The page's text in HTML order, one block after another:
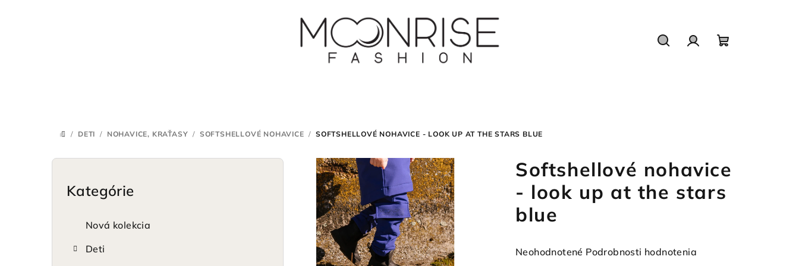
DOMOV
/ DETI / NOHAVICE, KRAŤASY / SOFTSHELLOVÉ NOHAVICE / SOFTSHELLOVÉ NOHAVICE - LOOK UP AT THE STARS BLUE
B
Preskočiť
kategórie
Kategórie
Nová kolekcia
Deti
Softshellové nohavice
- look up at the stars
blue
Priemerné
Neohodnotené Podrobnosti hodnotenia